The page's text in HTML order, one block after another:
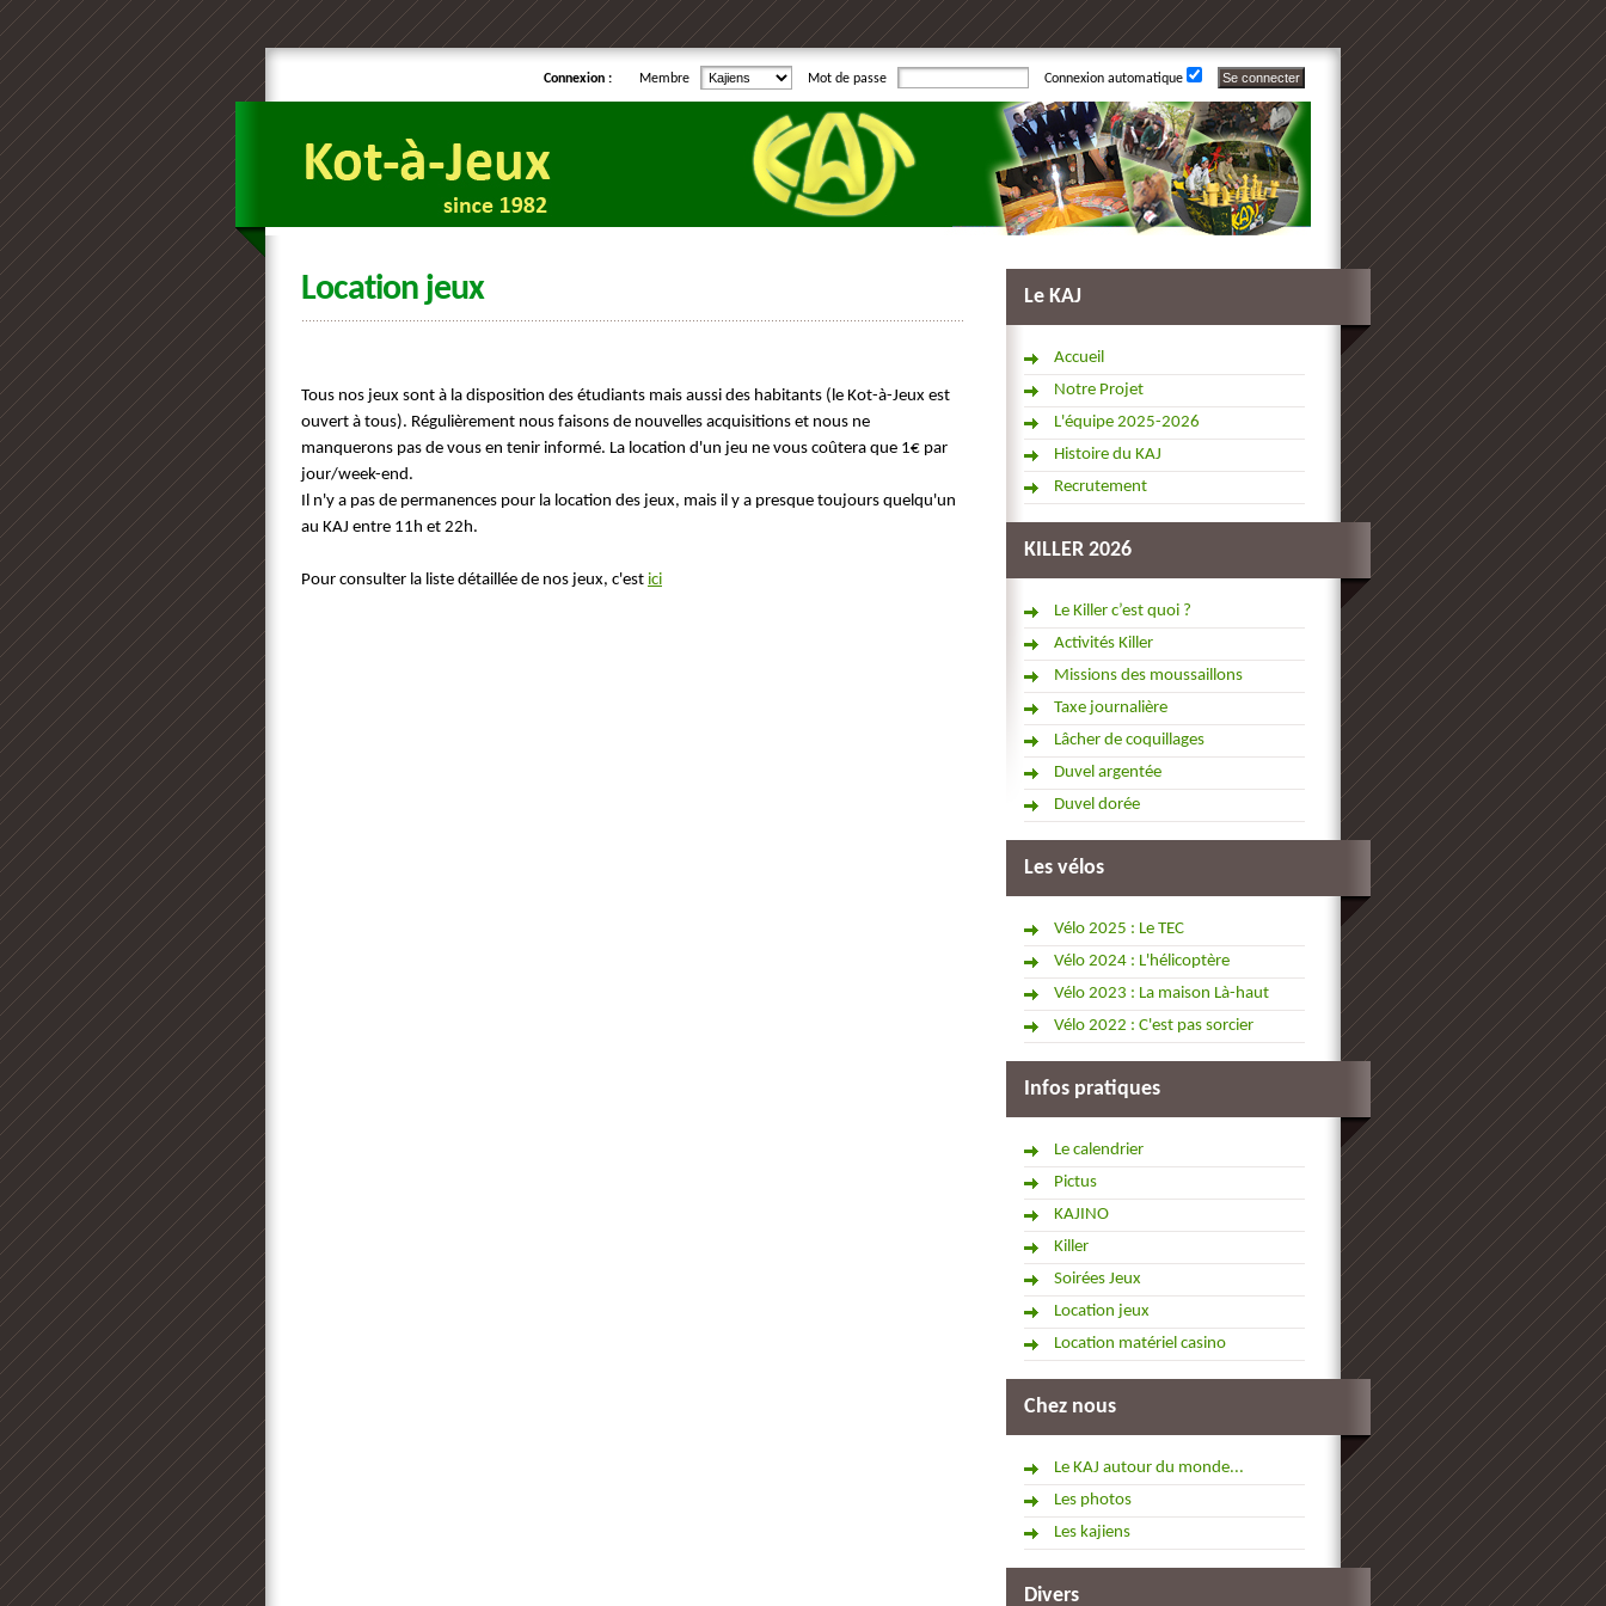
Connexion : Membre Mot de passe Connexion automatique
Le KAJ
Accueil
Notre Projet
L'équipe 2025-2026
Histoire du KAJ
Recrutement
KILLER 2026
Le Killer c’est quoi ?
Activités Killer
Missions des moussaillons
Taxe journalière
Lâcher de coquillages
Duvel argentée
Duvel dorée
Les vélos
Vélo 2025 : Le TEC
Vélo 2024 : L'hélicoptère
Vélo 2023 : La maison Là-haut
Vélo 2022 : C'est pas sorcier
Infos pratiques
Le calendrier
Pictus
KAJINO
Killer
Soirées Jeux
Location jeux
Location matériel casino
Chez nous
Le KAJ autour du monde...
Les photos
Les kajiens
Divers
Location jeux
Tous nos jeux sont à la disposition des étudiants mais aussi des habitants (le Kot-à-Jeux est
ouvert à tous). Régulièrement nous faisons de nouvelles acquisitions et nous ne
manquerons pas de vous en tenir informé. La location d'un jeu ne vous coûtera que 1€ par
jour/week-end.
Il n'y a pas de permanences pour la location des jeux, mais il y a presque toujours quelqu'un
au KAJ entre 11h et 22h.
Pour consulter la liste détaillée de nos jeux, c'est ici